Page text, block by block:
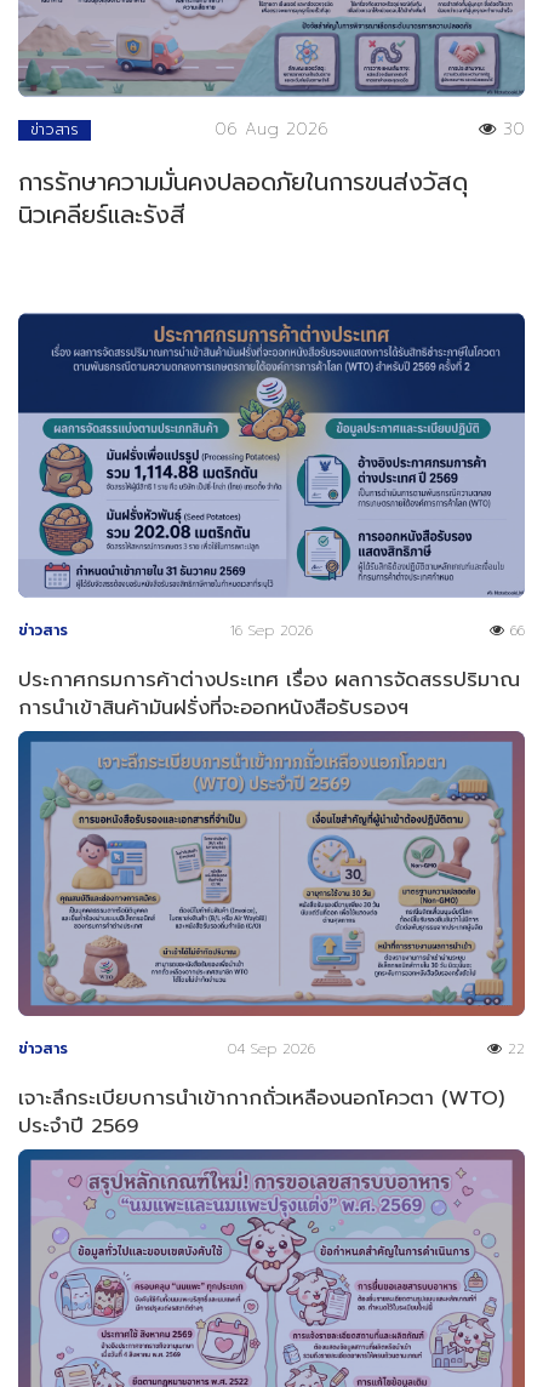
ข่าวสาร 06 Aug 2026 30
การรักษาความมั่นคงปลอดภัยในการขนส่งวัสดุ
นิวเคลียร์และรังสี
ข่าวสาร 16 Sep 2026 66
ประกาศกรมการค้าต่างประเทศ เรื่อง ผลการจัดสรรปริมาณ
การนำเข้าสินค้ามันฝรั่งที่จะออกหนังสือรับรองฯ
ข่าวสาร 04 Sep 2026 22
เจาะลึกระเบียบการนำเข้ากากถั่วเหลืองนอกโควตา (WTO)
ประจำปี 2569